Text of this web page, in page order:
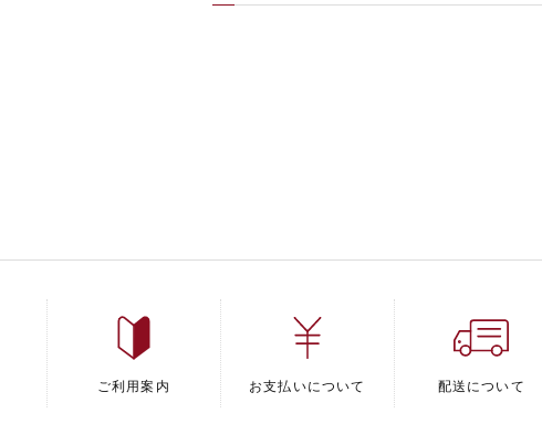
ご利用案内 お支払いについて 配送について